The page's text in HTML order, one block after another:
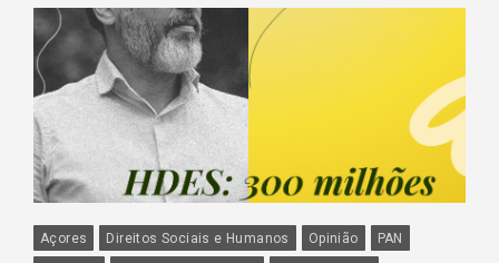
Açores Direitos Sociais e Humanos Opinião
PAN